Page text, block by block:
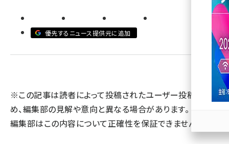
z世代 (1622)
優先するニュース提供元に追加
※この記事は読者によって投稿されたユーザー投稿のた
め、編集部の見解や意向と異なる場合があります。 また、
編集部はこの内容について正確性を保証できません。